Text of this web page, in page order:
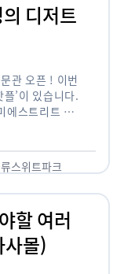
디저트
관 오픈 ! 이번
’이 있습니다.
에스트리트 분
스위트파크
할 여러
몰)